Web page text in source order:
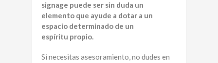
signage puede ser sin duda un
elemento que ayude a dotar a un
espacio determinado de un
espíritu propio.
Si necesitas asesoramiento, no dudes en